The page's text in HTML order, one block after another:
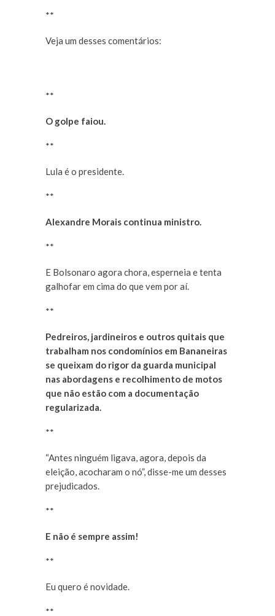
**
Veja um desses comentários:
**
O golpe faiou.
**
Lula é o presidente.
**
Alexandre Morais continua ministro.
**
E Bolsonaro agora chora, esperneia e tenta
galhofar em cima do que vem por aí.
**
Pedreiros, jardineiros e outros quitais que
trabalham nos condomínios em Bananeiras
se queixam do rigor da guarda municipal
nas abordagens e recolhimento de motos
que não estão com a documentação
regularizada.
**
“Antes ninguém ligava, agora, depois da
eleição, acocharam o nó”, disse-me um desses
prejudicados.
**
E não é sempre assim!
**
Eu quero é novidade.
**